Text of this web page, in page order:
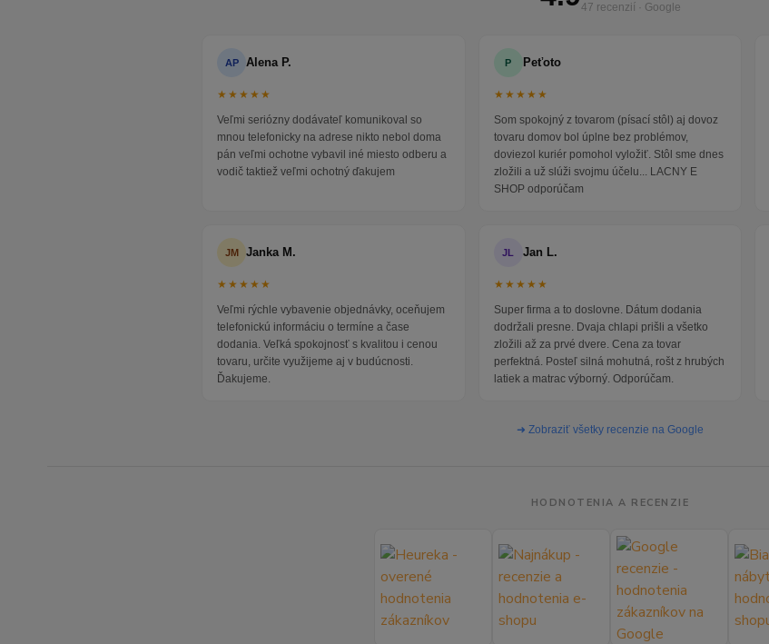
47 recenzií · Google
AP Alena P.
★★★★★
Veľmi seriózny dodávateľ komunikoval so
mnou telefonicky na adrese nikto nebol doma
pán veľmi ochotne vybavil iné miesto odberu a
vodič taktiež veľmi ochotný ďakujem
P Peťoto
★★★★★
Som spokojný z tovarom (písací stôl) aj dovoz
tovaru domov bol úplne bez problémov,
doviezol kuriér pomohol vyložiť. Stôl sme dnes
zložili a už slúži svojmu účelu... LACNY E
SHOP odporúčam
JM Janka M.
★★★★★
Veľmi rýchle vybavenie objednávky, oceňujem
telefonickú informáciu o termíne a čase
dodania. Veľká spokojnosť s kvalitou i cenou
tovaru, určite využijeme aj v budúcnosti.
Ďakujeme.
JL Jan L.
★★★★★
Super firma a to doslovne. Dátum dodania
dodržali presne. Dvaja chlapi prišli a všetko
zložili až za prvé dvere. Cena za tovar
perfektná. Posteľ silná mohutná, rošt z hrubých
latiek a matrac výborný. Odporúčam.
➜ Zobraziť všetky recenzie na Google
HODNOTENIA A RECENZIE